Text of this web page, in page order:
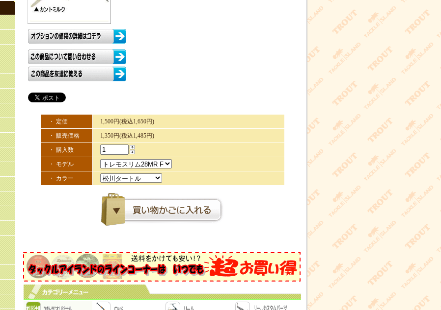
・ 定価 1,500円(税込1,650円)
・ 販売価格 1,350円(税込1,485円)
・ 購入数
・ モデル
・ カラー